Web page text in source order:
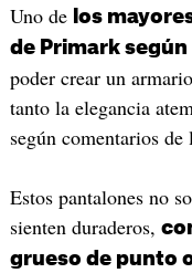
Uno de los
de Primark
poder crear un
tanto la elegancia
según comentarios de
Estos pantalones no
sienten duraderos,
grueso de punto